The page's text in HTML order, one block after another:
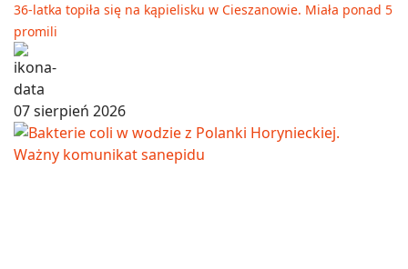
36-latka topiła się na kąpielisku w Cieszanowie. Miała ponad 5
promili
07 sierpień 2026